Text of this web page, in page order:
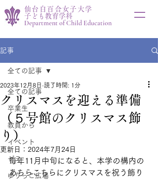
仙台白百合女子大学
子ども教育学科
Department of Child Education
記事
全ての記事
卒業生
教員から
イベント
ゼミ
ゆりっこ広場
全ての記事
クリスマスを迎える準備
（５号館のクリスマス飾
り）
2023年12月8日 読了時間: 1分
更新日： 2024年7月24日
毎年11月中旬になると、本学の構内の
あちらこちらにクリスマスを祝う飾り